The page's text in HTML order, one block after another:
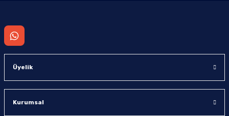
Üyelik
Kurumsal